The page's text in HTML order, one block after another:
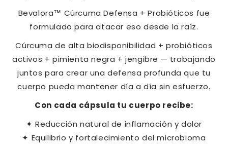
Bevalora™ Cúrcuma Defensa + Probióticos fue
formulado para atacar eso desde la raíz.
Cúrcuma de alta biodisponibilidad + probióticos
activos + pimienta negra + jengibre — trabajando
juntos para crear una defensa profunda que tu
cuerpo pueda mantener día a día sin esfuerzo.
Con cada cápsula tu cuerpo recibe:
✦ Reducción natural de inflamación y dolor
✦ Equilibrio y fortalecimiento del microbioma